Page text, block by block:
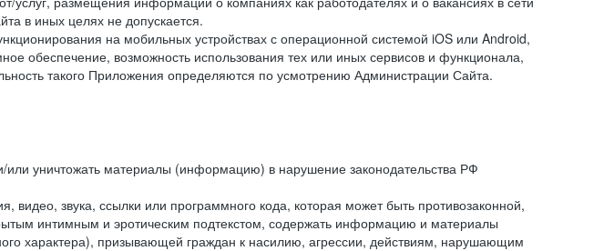
в иных целях не допускается.
на мобильных устройствах с операционной системой iOS или Android,
обеспечение, возможность использования тех или иных сервисов и функционала,
такого Приложения определяются по усмотрению Администрации Сайта.
уничтожать материалы (информацию) в нарушение законодательства РФ
звука, ссылки или программного кода, которая может быть противозаконной,
интимным и эротическим подтекстом, содержать информацию и материалы
характера), призывающей граждан к насилию, агрессии, действиям, нарушающим